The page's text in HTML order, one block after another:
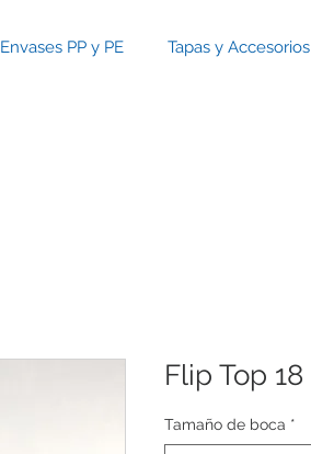
Envases PP y PE Tapas y Accesorios
Flip Top 18
Tamaño de boca *